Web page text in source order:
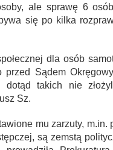
ale sprawę 6
się po kilka
dla osób
przed Sądem
takich nie
Sz.
mu zarzuty, m.in.
są zemstą